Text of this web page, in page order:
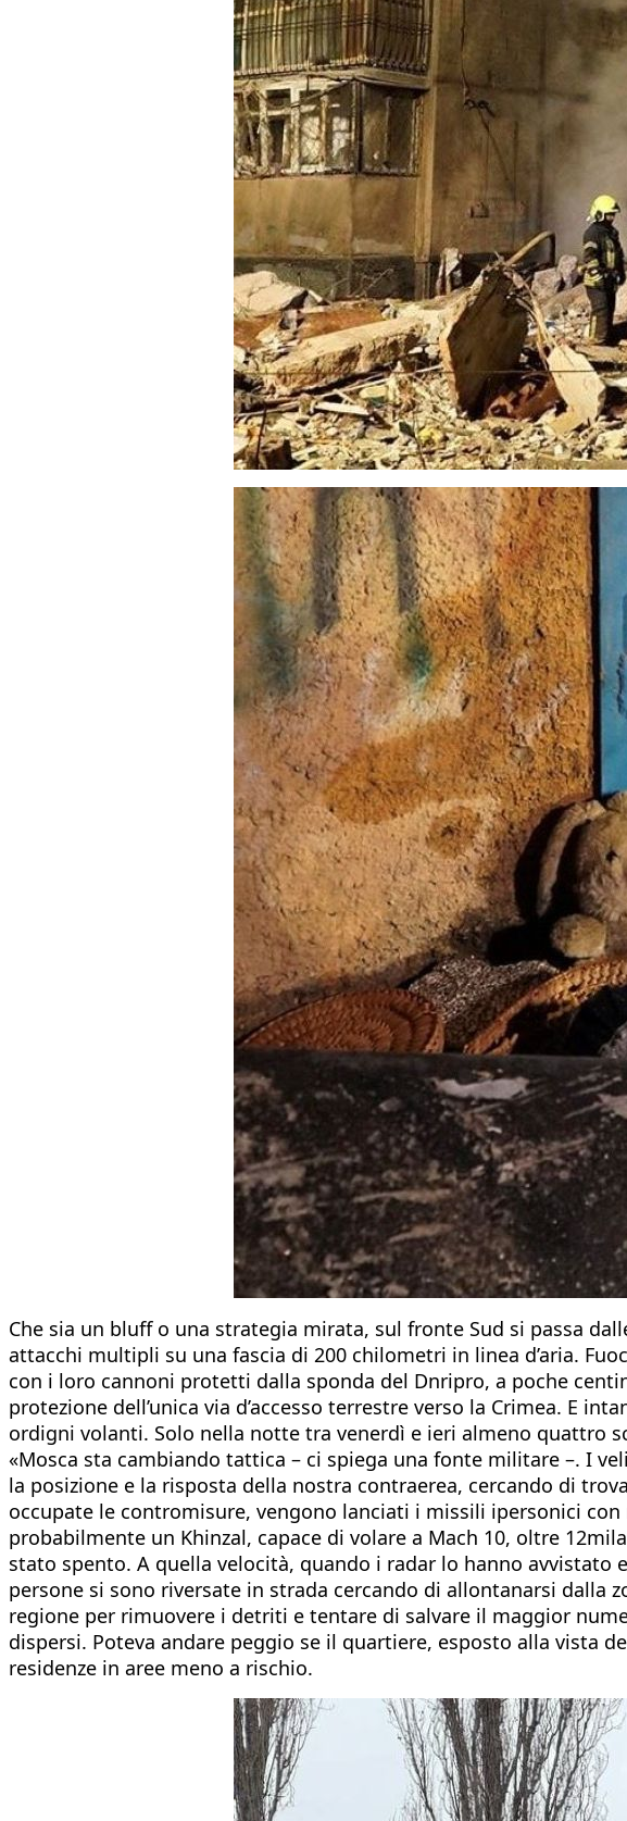
Che sia un bluff o una strategia mirata, sul fronte Sud si passa
attacchi multipli su una fascia di 200 chilometri in linea d’aria.
con i loro cannoni protetti dalla sponda del Dnripro, a poche
protezione dell’unica via d’accesso terrestre verso la Crimea. E
ordigni volanti. Solo nella notte tra venerdì e ieri almeno quattro
«Mosca sta cambiando tattica – ci spiega una fonte militare –. I
la posizione e la risposta della nostra contraerea, cercando di
occupate le contromisure, vengono lanciati i missili ipersonici
probabilmente un Khinzal, capace di volare a Mach 10, oltre
stato spento. A quella velocità, quando i radar lo hanno
persone si sono riversate in strada cercando di allontanarsi
regione per rimuovere i detriti e tentare di salvare il maggior
dispersi. Poteva andare peggio se il quartiere, esposto alla vista
residenze in aree meno a rischio.